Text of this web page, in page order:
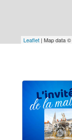
Leaflet | Map data ©